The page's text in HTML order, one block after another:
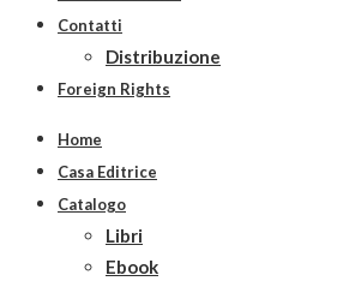
Contatti
Distribuzione
Foreign Rights
Home
Casa Editrice
Catalogo
Libri
Ebook